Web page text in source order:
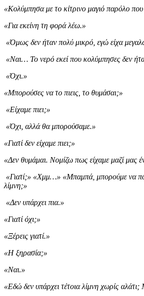
«Κολύμπησα με το κίτρινο μαγιό παρόλο
«Για εκείνη τη φορά λέω.»
«Όμως δεν ήταν πολύ μικρό, εγώ είχα
«Ναι… Το νερό εκεί που κολύμπησες δεν
«Όχι.»
«Μπορούσες να το πιεις, το θυμάσαι;»
«Είχαμε πιει;»
«Όχι, αλλά θα μπορούσαμε.»
«Γιατί δεν είχαμε πιει;»
«Δεν θυμάμαι. Νομίζω πως είχαμε μαζί μας
«Γιατί;» «Χμμ…» «Μπαμπά, μπορούμε να
λίμνη;»
«Δεν υπάρχει πια.»
«Γιατί όχι;»
«Ξέρεις γιατί.»
«Η ξηρασία;»
«Ναι.»
«Εδώ δεν υπάρχει τέτοια λίμνη χωρίς